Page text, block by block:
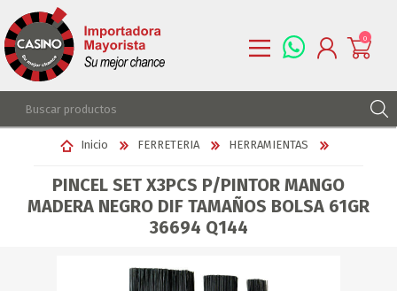
REGISTRARSE
LISTA DE DESEOS
0
Inicio FERRETERIA HERRAMIENTAS
PINCEL SET X3PCS P/PINTOR MANGO
MADERA NEGRO DIF TAMAÑOS BOLSA 61GR
36694 Q144